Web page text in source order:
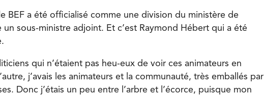
BEF a été officialisé comme une division du ministère de
un sous-ministre adjoint. Et c’est Raymond Hébert qui a été
qui n’étaient pas heu-eux de voir ces animateurs en
j’avais les animateurs et la communauté, très emballés par
Donc j’étais un peu entre l’arbre et l’écorce, puisque mon